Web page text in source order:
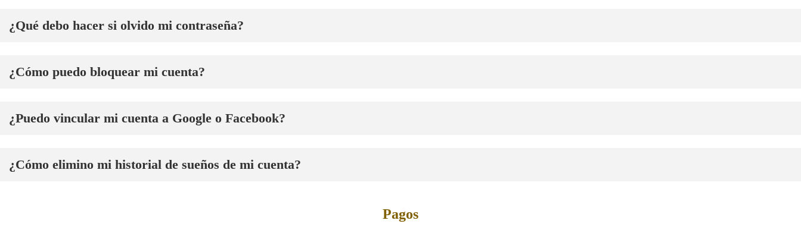
¿Qué debo hacer si olvido mi contraseña?
¿Cómo puedo bloquear mi cuenta?
¿Puedo vincular mi cuenta a Google o Facebook?
¿Cómo elimino mi historial de sueños de mi cuenta?
Pagos